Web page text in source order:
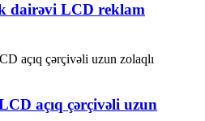
dairəvi LCD reklam
açıq çərçivəli uzun